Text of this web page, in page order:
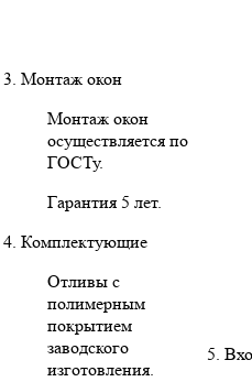
3. Монтаж окон
Монтаж окон
осуществляется по
ГОСТу.
Гарантия 5 лет.
4. Комплектующие
Отливы с
полимерным
покрытием
заводского
изготовления.
5.